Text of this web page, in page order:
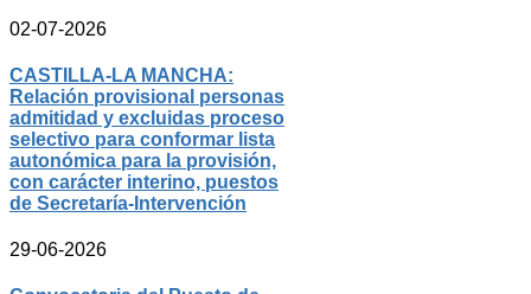
02-07-2026
CASTILLA-LA MANCHA:
Relación provisional personas
admitidad y excluidas proceso
selectivo para conformar lista
autonómica para la provisión,
con carácter interino, puestos
de Secretaría-Intervención
29-06-2026